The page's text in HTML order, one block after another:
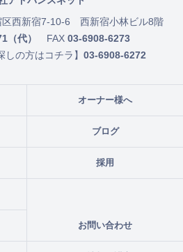
オーナー様へ
ブログ
採用
お問い合わせ
区西新宿7-10-6 西新宿小林ビル8階
（代） FAX 03-6908-6273
しの方はコチラ】 03-6908-6272